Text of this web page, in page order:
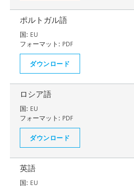
ポルトガル語
国: EU
フォーマット: PDF
ダウンロード
ロシア語
国: EU
フォーマット: PDF
ダウンロード
英語
国: EU